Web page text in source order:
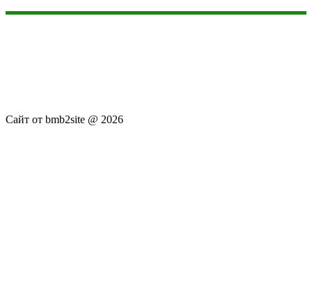
Сайт от bmb2site @ 2026